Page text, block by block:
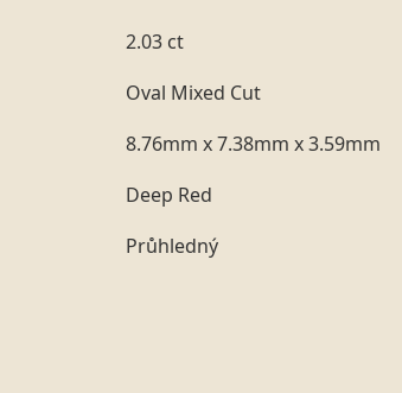
2.03 ct
Oval Mixed Cut
8.76mm x 7.38mm x 3.59mm
Deep Red
Průhledný